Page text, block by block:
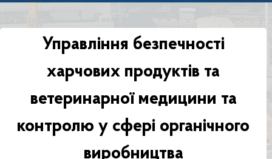
Управління безпечності
харчових продуктів та
ветеринарної медицини та
контролю у сфері органічного
виробництва